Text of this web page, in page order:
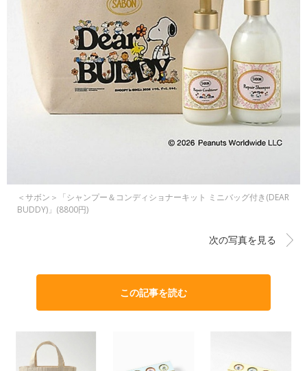
＜サボン＞「シャンプー＆コンディショナーキット ミニバッグ付き(DEAR
BUDDY)」(8800円)
次の写真を見る
この記事を読む